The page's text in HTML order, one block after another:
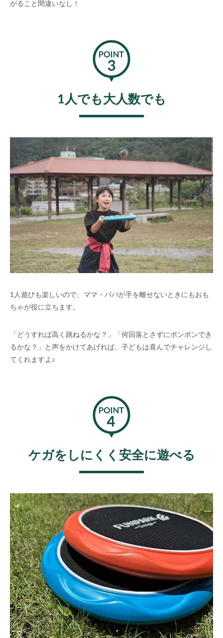
がること間違いなし！
1人でも大人数でも
1人遊びも楽しいので、ママ・パパが手を離せないときにもおも
ちゃが役に立ちます。
「どうすれば高く跳ねるかな？」「何回落とさずにポンポンでき
るかな？」と声をかけてあげれば、子どもは喜んでチャレンジし
てくれますよ♪
ケガをしにくく安全に遊べる